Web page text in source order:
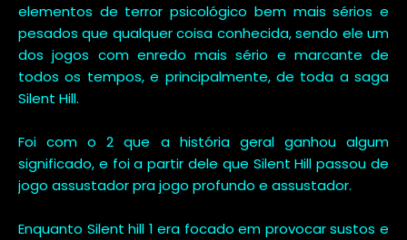
elementos de terror psicológico bem mais sérios e
pesados que qualquer coisa conhecida, sendo ele um
dos jogos com enredo mais sério e marcante de
todos os tempos, e principalmente, de toda a saga
Silent Hill.
Foi com o 2 que a história geral ganhou algum
significado, e foi a partir dele que Silent Hill passou de
jogo assustador pra jogo profundo e assustador.
Enquanto Silent hill 1 era focado em provocar sustos e